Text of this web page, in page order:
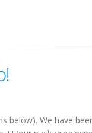
below). We have